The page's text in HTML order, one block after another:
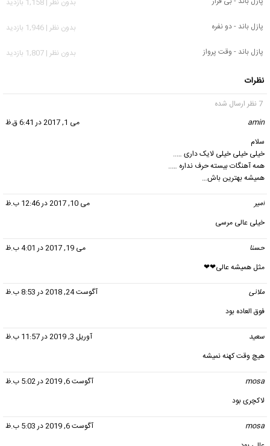
پازل باند - دو نفره
بدون نظر | 1,946 بازدید
پازل باند - وقت پرواز
بدون نظر | 1,807 بازدید
نظرات
7 نظر ارسال شده
amin
می 1, 2017 در 6:41 ق.ظ
سلام
خیلی خیلی خیلی لایک داری …..
همه آهنگات بیسته حرف نداره …..
همیشه بهترین باش…
امیر
می 10, 2017 در 12:46 ب.ظ
خیلی عالی مرسی
حسنا
می 19, 2017 در 4:01 ب.ظ
مثل همیشه عالی❤❤
ملانی
آگوست 24, 2018 در 8:53 ب.ظ
فوق العاده بود
سعید
آوریل 3, 2019 در 11:57 ب.ظ
هیچ وقت کهنه نمیشه
mosa
آگوست 6, 2019 در 5:02 ب.ظ
لا‌کچری‌‌‌ بود
mosa
آگوست 6, 2019 در 5:03 ب.ظ